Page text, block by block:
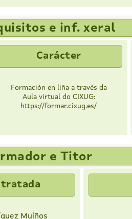
e inf. xeral
Carácter
Formación en liña a través da
Aula virtual do CIXUG:
https://formar.cixug.es/
e Titor
Muíños